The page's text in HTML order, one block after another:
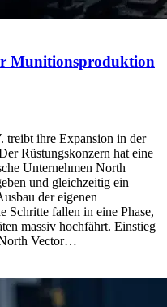
Munitionsproduktion
treibt ihre Expansion in der
Rüstungskonzern hat eine
Unternehmen North
und gleichzeitig ein
der eigenen
Schritte fallen in eine Phase,
massiv hochfährt. Einstieg
Vector…